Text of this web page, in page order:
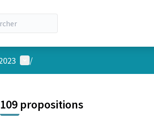
Menu utilisateur
/
109 propositions